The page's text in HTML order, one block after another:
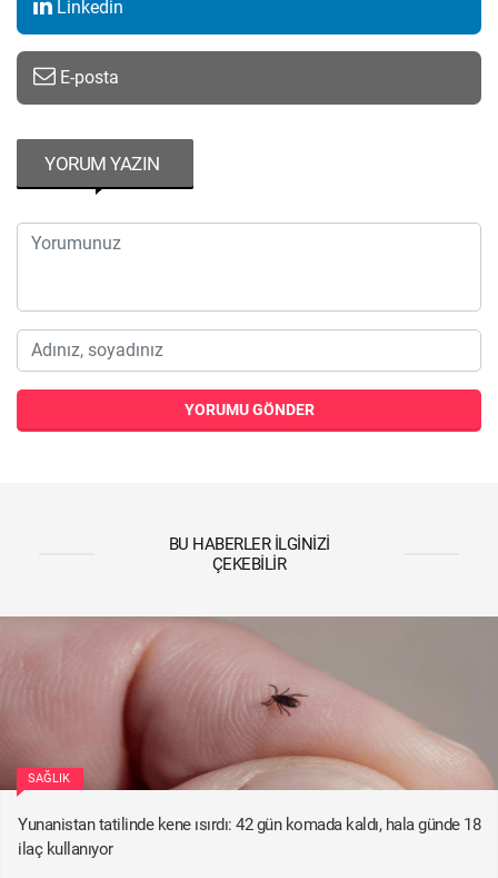
Linkedin
E-posta
YORUM YAZIN
YORUMU GÖNDER
BU HABERLER İLGINIZI
ÇEKEBILIR
SAĞLIK
Yunanistan tatilinde kene ısırdı: 42 gün komada kaldı, hala günde 18
ilaç kullanıyor